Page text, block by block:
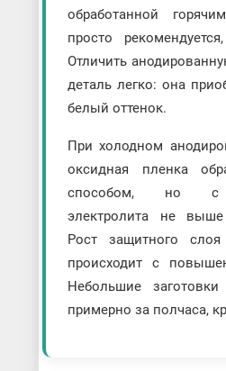
обработанной
просто
Отличить
деталь легко: она
белый оттенок.
При холодном
оксидная пленка
способом, но с
электролита не
Рост защитного
происходит с
Небольшие
примерно за полчаса,